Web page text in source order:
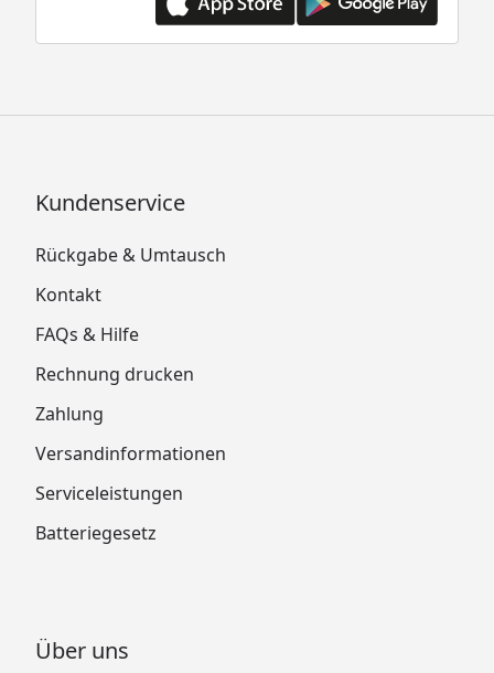
Kundenservice
Rückgabe & Umtausch
Kontakt
FAQs & Hilfe
Rechnung drucken
Zahlung
Versandinformationen
Serviceleistungen
Batteriegesetz
Über uns